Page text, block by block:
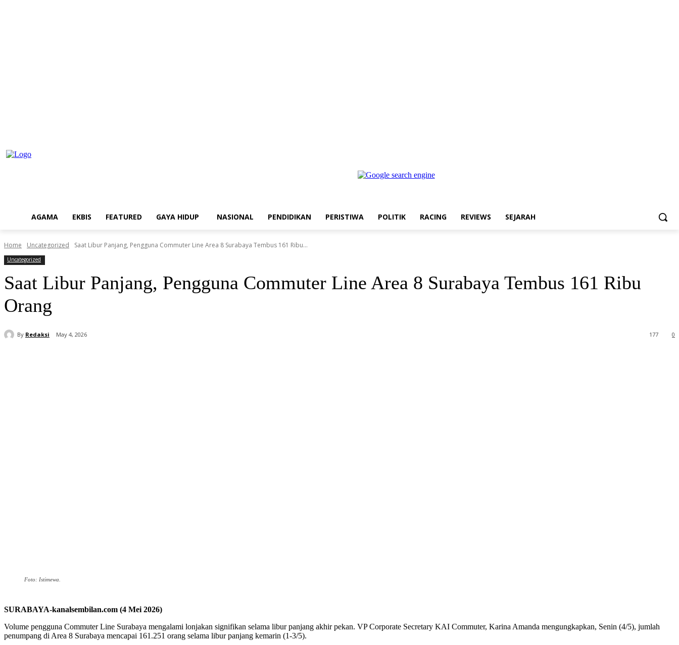
AGAMA EKBIS FEATURED GAYA HIDUP NASIONAL PENDIDIKAN PERISTIWA POLITIK RACING REVIEWS SEJARAH
Home Uncategorized Saat Libur Panjang, Pengguna Commuter Line Area 8 Surabaya Tembus 161 Ribu...
Uncategorized
Saat Libur Panjang, Pengguna Commuter Line Area 8 Surabaya Tembus 161 Ribu
Orang
By Redaksi May 4, 2026 0
177
Foto: Istimewa.
SURABAYA-kanalsembilan.com (4 Mei 2026)
Volume pengguna Commuter Line Surabaya mengalami lonjakan signifikan selama libur panjang akhir pekan. VP Corporate Secretary KAI Commuter, Karina Amanda mengungkapkan, Senin (4/5), jumlah
penumpang di Area 8 Surabaya mencapai 161.251 orang selama libur panjang kemarin (1-3/5).